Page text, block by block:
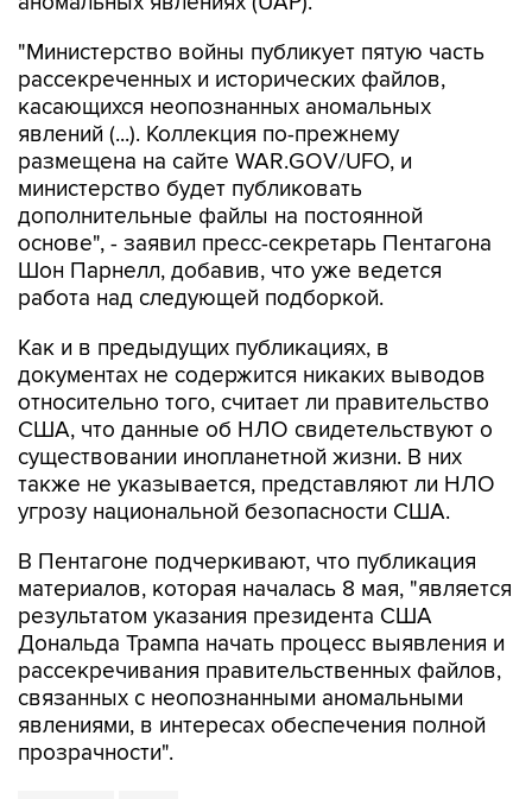
"Министерство войны публикует пятую часть
рассекреченных и исторических файлов,
касающихся неопознанных аномальных
явлений (...). Коллекция по-прежнему
размещена на сайте WAR.GOV/UFO, и
министерство будет публиковать
дополнительные файлы на постоянной
основе", - заявил пресс-секретарь Пентагона
Шон Парнелл, добавив, что уже ведется
работа над следующей подборкой.
Как и в предыдущих публикациях, в
документах не содержится никаких выводов
относительно того, считает ли правительство
США, что данные об НЛО свидетельствуют о
существовании инопланетной жизни. В них
также не указывается, представляют ли НЛО
угрозу национальной безопасности США.
В Пентагоне подчеркивают, что публикация
материалов, которая началась 8 мая, "является
результатом указания президента США
Дональда Трампа начать процесс выявления и
рассекречивания правительственных файлов,
связанных с неопознанными аномальными
явлениями, в интересах обеспечения полной
прозрачности".